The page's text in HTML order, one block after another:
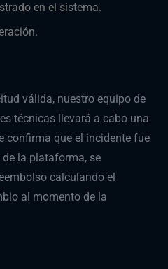
en el sistema.
válida, nuestro equipo de
técnicas llevará a cabo una
confirma que el incidente fue
la plataforma, se
calculando el
al momento de la